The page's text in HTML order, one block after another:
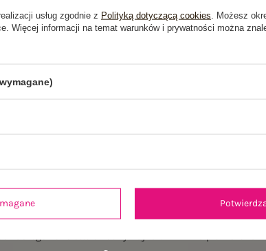
Opinie o produkcie(0)
usług zgodnie z Polityką dotyczącą cookies . Możesz
Więcej informacji na temat warunków i prywatności można